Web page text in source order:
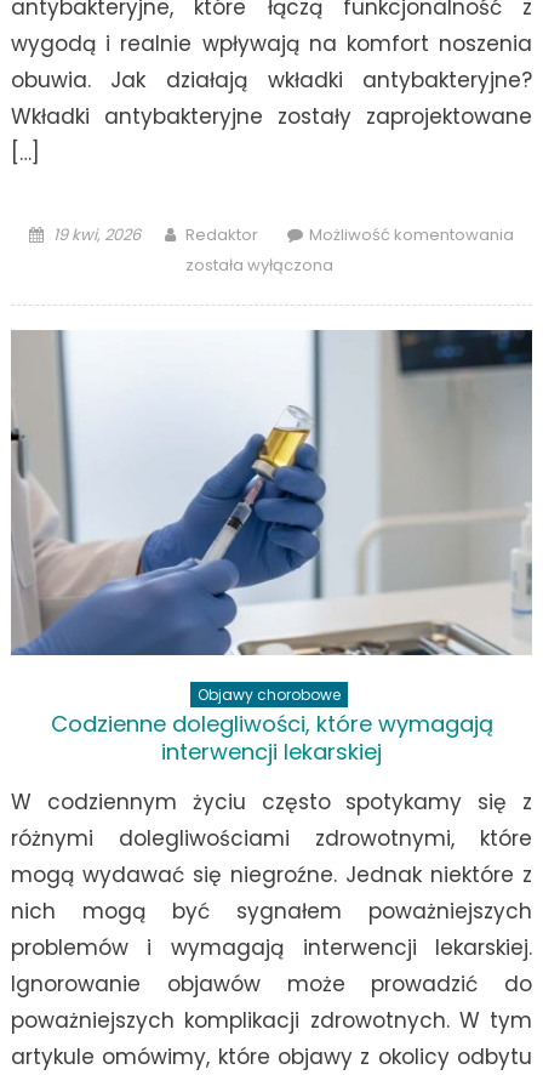
antybakteryjne, które łączą funkcjonalność z
wygodą i realnie wpływają na komfort noszenia
obuwia. Jak działają wkładki antybakteryjne?
Wkładki antybakteryjne zostały zaprojektowane
[…]
Posted
19 kwi, 2026 Author
Redaktor Możliwość komentowania
i
została wyłączona
Objawy chorobowe
Codzienne dolegliwości, które wymagają
interwencji lekarskiej
W codziennym życiu często spotykamy się z
różnymi dolegliwościami zdrowotnymi, które
mogą wydawać się niegroźne. Jednak niektóre z
nich mogą być sygnałem poważniejszych
problemów i wymagają interwencji lekarskiej.
Ignorowanie objawów może prowadzić do
poważniejszych komplikacji zdrowotnych. W tym
artykule omówimy, które objawy z okolicy odbytu